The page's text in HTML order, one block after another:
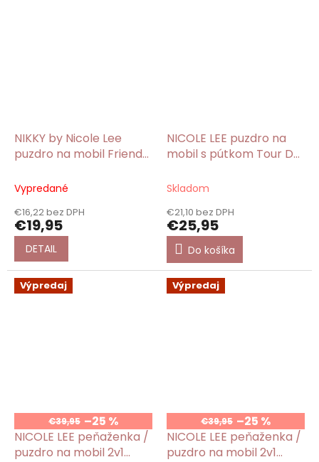
NIKKY by Nicole Lee
puzdro na mobil Friends
Vypredané
€16,22 bez DPH
€19,95
DETAIL
NICOLE LEE puzdro na
mobil s pútkom Tour De
Skladom
€21,10 bez DPH
€25,95
Do košíka
Výpredaj
€39,95 –25 %
NICOLE LEE peňaženka /
puzdro na mobil 2v1
Výpredaj
€39,95 –25 %
NICOLE LEE peňaženka /
puzdro na mobil 2v1